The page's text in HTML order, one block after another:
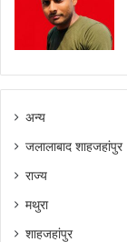
अन्य
जलालाबाद शाहजहांपुर
राज्य
मथुरा
शाहजहांपुर